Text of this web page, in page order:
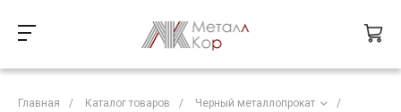
Главная / Каталог товаров / Черный металлопрокат
/